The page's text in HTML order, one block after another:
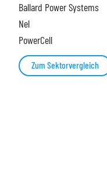
Ballard Power Systems
Nel
PowerCell
Zum Sektorvergleich